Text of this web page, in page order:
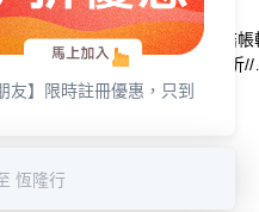
】//結帳輸入
享7折//
琺瑯鑄鐵鍋
)
【福利品】//結帳
VMB8001享7折//
Vermicular琺瑯
NT$8,800
行
友】限時註冊優惠，只到
恆隆行